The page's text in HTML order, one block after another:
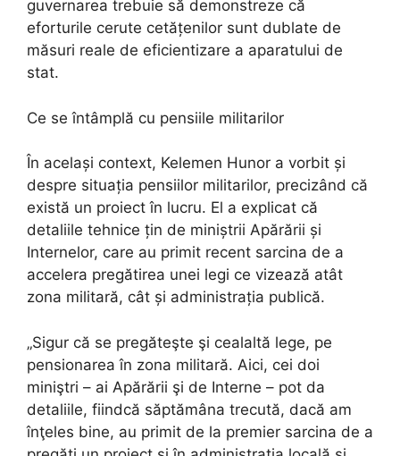
guvernarea trebuie să demonstreze că
eforturile cerute cetățenilor sunt dublate de
măsuri reale de eficientizare a aparatului de
stat.
Ce se întâmplă cu pensiile militarilor
În același context, Kelemen Hunor a vorbit și
despre situația pensiilor militarilor, precizând că
există un proiect în lucru. El a explicat că
detaliile tehnice țin de miniștrii Apărării și
Internelor, care au primit recent sarcina de a
accelera pregătirea unei legi ce vizează atât
zona militară, cât și administrația publică.
„Sigur că se pregăteşte şi cealaltă lege, pe
pensionarea în zona militară. Aici, cei doi
miniştri – ai Apărării şi de Interne – pot da
detaliile, fiindcă săptămâna trecută, dacă am
înţeles bine, au primit de la premier sarcina de a